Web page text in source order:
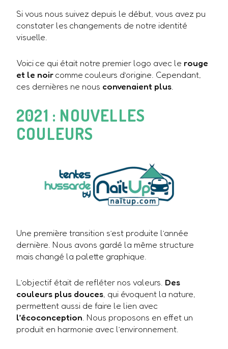
Si vous nous suivez depuis le début, vous avez pu
constater les changements de notre identité
visuelle.
Voici ce qui était notre premier logo avec le rouge
et le noircomme couleurs d’origine. Cependant,
ces dernières ne nous convenaient plus.
2021 : NOUVELLES
COULEURS
Une première transition s’est produite l’année
dernière. Nous avons gardé la même structure
mais changé la palette graphique.
L’objectif était de refléter nos valeurs. Des
couleurs plus douces, qui évoquent la nature,
permettent aussi de faire le lien avec
l’écoconception. Nous proposons en effet un
produit en harmonie avec l’environnement.